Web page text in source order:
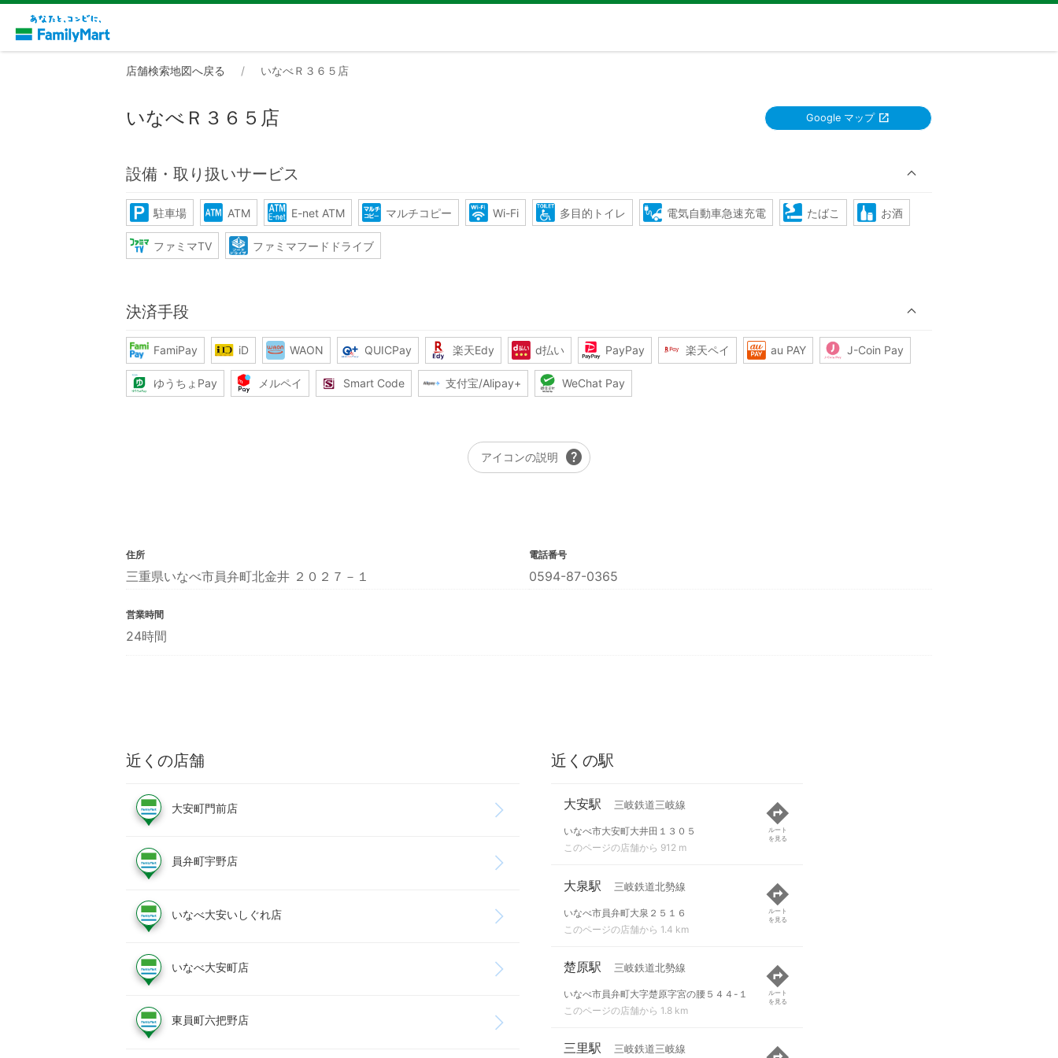
店舗検索地図へ戻る いなべＲ３６５店
いなべＲ３６５店 Google マップ
設備・取り扱いサービス
駐車場 ATM E-net ATM マルチコピー Wi-Fi 多目的トイレ 電気自動車急速充電 たばこ お酒
ファミマTV ファミマフードドライブ
決済手段
FamiPay iD WAON QUICPay 楽天Edy d払い PayPay 楽天ペイ au PAY J-Coin Pay
ゆうちょPay メルペイ Smart Code 支付宝/Alipay+ WeChat Pay
アイコンの説明 help
住所
三重県いなべ市員弁町北金井 ２０２７－１
電話番号
0594-87-0365
営業時間
24時間
近くの店舗
大安町門前店
員弁町宇野店
いなべ大安いしぐれ店
いなべ大安町店
東員町六把野店
近くの駅
大安駅 三岐鉄道三岐線
いなべ市大安町大井田１３０５
このページの店舗から 912 m
ルート
を見る
大泉駅 三岐鉄道北勢線
いなべ市員弁町大泉２５１６
このページの店舗から 1.4 km
ルート
を見る
楚原駅 三岐鉄道北勢線
いなべ市員弁町大字楚原字宮の腰５４４-１
このページの店舗から 1.8 km
ルート
を見る
三里駅 三岐鉄道三岐線